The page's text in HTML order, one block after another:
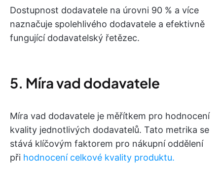
Dostupnost dodavatele na úrovni 90 % a více
naznačuje spolehlivého dodavatele a efektivně
fungující dodavatelský řetězec.
5. Míra vad dodavatele
Míra vad dodavatele je měřítkem pro hodnocení
kvality jednotlivých dodavatelů. Tato metrika se
stává klíčovým faktorem pro nákupní oddělení
při hodnocení celkové kvality produktu.